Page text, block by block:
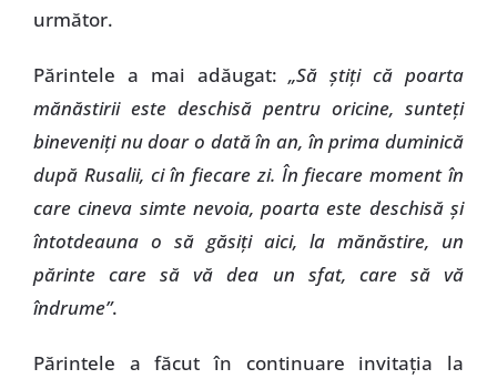
următor.
Părintele a mai adăugat:„Să ştiţi că poarta
mănăstirii este deschisă pentru oricine, sunteţi
bineveniţi nu doar o dată în an, în prima duminică
după Rusalii, ci în fiecare zi. În fiecare moment în
care cineva simte nevoia, poarta este deschisă şi
întotdeauna o să găsiţi aici, la mănăstire, un
părinte care să vă dea un sfat, care să vă
îndrume”.
Părintele a făcut în continuare invitaţia la